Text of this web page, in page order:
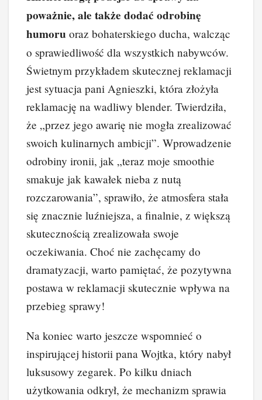
poważnie, ale także dodać odrobinę
humoru oraz bohaterskiego ducha, walcząc
o sprawiedliwość dla wszystkich nabywców.
Świetnym przykładem skutecznej reklamacji
jest sytuacja pani Agnieszki, która złożyła
reklamację na wadliwy blender. Twierdziła,
że „przez jego awarię nie mogła zrealizować
swoich kulinarnych ambicji”. Wprowadzenie
odrobiny ironii, jak „teraz moje smoothie
smakuje jak kawałek nieba z nutą
rozczarowania”, sprawiło, że atmosfera stała
się znacznie luźniejsza, a finalnie, z większą
skutecznością zrealizowała swoje
oczekiwania. Choć nie zachęcamy do
dramatyzacji, warto pamiętać, że pozytywna
postawa w reklamacji skutecznie wpływa na
przebieg sprawy!
Na koniec warto jeszcze wspomnieć o
inspirującej historii pana Wojtka, który nabył
luksusowy zegarek. Po kilku dniach
użytkowania odkrył, że mechanizm sprawia